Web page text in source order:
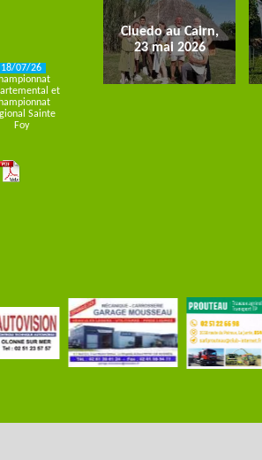
18/07/26
et
Sainte
Foy
Cluedo au Cairn,
23 mai 2026